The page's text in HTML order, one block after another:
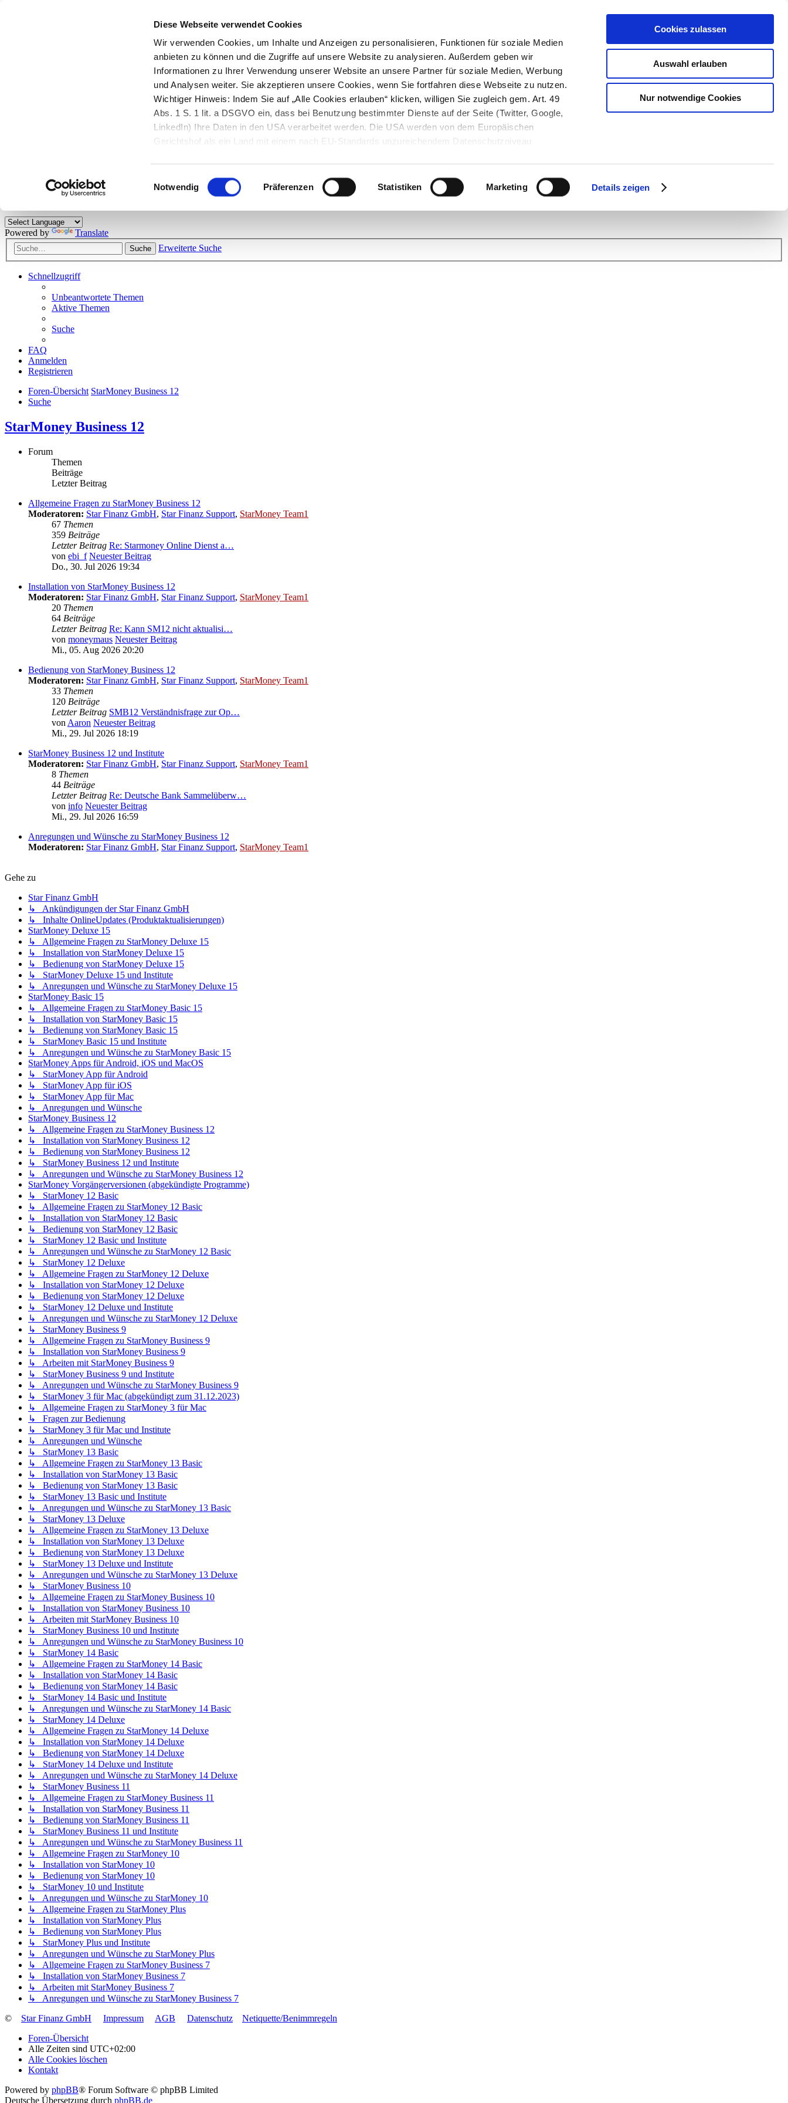
Diese Webseite verwendet Cookies
Wir verwenden Cookies, um Inhalte und Anzeigen zu personalisieren, Funktionen für soziale Medien
anbieten zu können und die Zugriffe auf unsere Website zu analysieren. Außerdem geben wir
Informationen zu Ihrer Verwendung unserer Website an unsere Partner für soziale Medien, Werbung
und Analysen weiter. Sie akzeptieren unsere Cookies, wenn Sie fortfahren diese Webseite zu nutzen.
Wichtiger Hinweis: Indem Sie auf „Alle Cookies erlauben“ klicken, willigen Sie zugleich gem. Art. 49
Abs. 1 S. 1 lit. a DSGVO ein, dass bei Benutzung bestimmter Dienste auf der Seite (Twitter, Google,
LinkedIn) Ihre Daten in den USA verarbeitet werden. Die USA werden von dem Europäischen
Gerichtshof als ein Land mit einem nach EU-Standards unzureichendem Datenschutzniveau
Einwilligungsauswahl
Notwendig Präferenzen Statistiken Marketing Details zeigen
Cookies zulassen
Auswahl erlauben
Nur notwendige Cookies
Herzlich willkommen!
Kunden viele nützliche Hilfestellungen und interessante Tipps und Tricks. Stellen Sie Ihre Fragen und helfen Sie mit Ihrem Wissen anderen weiter.
Powered by Translate
Suche Erweiterte Suche
Schnellzugriff
Unbeantwortete Themen
Aktive Themen
Suche
FAQ
Anmelden
Registrieren
Foren-Übersicht StarMoney Business 12
Suche
StarMoney Business 12
Forum
Themen
Beiträge
Letzter Beitrag
Allgemeine Fragen zu StarMoney Business 12
Moderatoren: Star Finanz GmbH, Star Finanz Support, StarMoney Team1
67 Themen
359 Beiträge
Letzter Beitrag Re: Starmoney Online Dienst a…
von ebi_f Neuester Beitrag
Do., 30. Jul 2026 19:34
Installation von StarMoney Business 12
Moderatoren: Star Finanz GmbH, Star Finanz Support, StarMoney Team1
20 Themen
64 Beiträge
Letzter Beitrag Re: Kann SM12 nicht aktualisi…
von moneymaus Neuester Beitrag
Mi., 05. Aug 2026 20:20
Bedienung von StarMoney Business 12
Moderatoren: Star Finanz GmbH, Star Finanz Support, StarMoney Team1
33 Themen
120 Beiträge
Letzter Beitrag SMB12 Verständnisfrage zur Op…
von Aaron Neuester Beitrag
Mi., 29. Jul 2026 18:19
StarMoney Business 12 und Institute
Moderatoren: Star Finanz GmbH, Star Finanz Support, StarMoney Team1
8 Themen
44 Beiträge
Letzter Beitrag Re: Deutsche Bank Sammelüberw…
von info Neuester Beitrag
Mi., 29. Jul 2026 16:59
Anregungen und Wünsche zu StarMoney Business 12
Moderatoren: Star Finanz GmbH, Star Finanz Support, StarMoney Team1
Gehe zu
Star Finanz GmbH
↳ Ankündigungen der Star Finanz GmbH
↳ Inhalte OnlineUpdates (Produktaktualisierungen)
StarMoney Deluxe 15
↳ Allgemeine Fragen zu StarMoney Deluxe 15
↳ Installation von StarMoney Deluxe 15
↳ Bedienung von StarMoney Deluxe 15
↳ StarMoney Deluxe 15 und Institute
↳ Anregungen und Wünsche zu StarMoney Deluxe 15
StarMoney Basic 15
↳ Allgemeine Fragen zu StarMoney Basic 15
↳ Installation von StarMoney Basic 15
↳ Bedienung von StarMoney Basic 15
↳ StarMoney Basic 15 und Institute
↳ Anregungen und Wünsche zu StarMoney Basic 15
StarMoney Apps für Android, iOS und MacOS
↳ StarMoney App für Android
↳ StarMoney App für iOS
↳ StarMoney App für Mac
↳ Anregungen und Wünsche
StarMoney Business 12
↳ Allgemeine Fragen zu StarMoney Business 12
↳ Installation von StarMoney Business 12
↳ Bedienung von StarMoney Business 12
↳ StarMoney Business 12 und Institute
↳ Anregungen und Wünsche zu StarMoney Business 12
StarMoney Vorgängerversionen (abgekündigte Programme)
↳ StarMoney 12 Basic
↳ Allgemeine Fragen zu StarMoney 12 Basic
↳ Installation von StarMoney 12 Basic
↳ Bedienung von StarMoney 12 Basic
↳ StarMoney 12 Basic und Institute
↳ Anregungen und Wünsche zu StarMoney 12 Basic
↳ StarMoney 12 Deluxe
↳ Allgemeine Fragen zu StarMoney 12 Deluxe
↳ Installation von StarMoney 12 Deluxe
↳ Bedienung von StarMoney 12 Deluxe
↳ StarMoney 12 Deluxe und Institute
↳ Anregungen und Wünsche zu StarMoney 12 Deluxe
↳ StarMoney Business 9
↳ Allgemeine Fragen zu StarMoney Business 9
↳ Installation von StarMoney Business 9
↳ Arbeiten mit StarMoney Business 9
↳ StarMoney Business 9 und Institute
↳ Anregungen und Wünsche zu StarMoney Business 9
↳ StarMoney 3 für Mac (abgekündigt zum 31.12.2023)
↳ Allgemeine Fragen zu StarMoney 3 für Mac
↳ Fragen zur Bedienung
↳ StarMoney 3 für Mac und Institute
↳ Anregungen und Wünsche
↳ StarMoney 13 Basic
↳ Allgemeine Fragen zu StarMoney 13 Basic
↳ Installation von StarMoney 13 Basic
↳ Bedienung von StarMoney 13 Basic
↳ StarMoney 13 Basic und Institute
↳ Anregungen und Wünsche zu StarMoney 13 Basic
↳ StarMoney 13 Deluxe
↳ Allgemeine Fragen zu StarMoney 13 Deluxe
↳ Installation von StarMoney 13 Deluxe
↳ Bedienung von StarMoney 13 Deluxe
↳ StarMoney 13 Deluxe und Institute
↳ Anregungen und Wünsche zu StarMoney 13 Deluxe
↳ StarMoney Business 10
↳ Allgemeine Fragen zu StarMoney Business 10
↳ Installation von StarMoney Business 10
↳ Arbeiten mit StarMoney Business 10
↳ StarMoney Business 10 und Institute
↳ Anregungen und Wünsche zu StarMoney Business 10
↳ StarMoney 14 Basic
↳ Allgemeine Fragen zu StarMoney 14 Basic
↳ Installation von StarMoney 14 Basic
↳ Bedienung von StarMoney 14 Basic
↳ StarMoney 14 Basic und Institute
↳ Anregungen und Wünsche zu StarMoney 14 Basic
↳ StarMoney 14 Deluxe
↳ Allgemeine Fragen zu StarMoney 14 Deluxe
↳ Installation von StarMoney 14 Deluxe
↳ Bedienung von StarMoney 14 Deluxe
↳ StarMoney 14 Deluxe und Institute
↳ Anregungen und Wünsche zu StarMoney 14 Deluxe
↳ StarMoney Business 11
↳ Allgemeine Fragen zu StarMoney Business 11
↳ Installation von StarMoney Business 11
↳ Bedienung von StarMoney Business 11
↳ StarMoney Business 11 und Institute
↳ Anregungen und Wünsche zu StarMoney Business 11
↳ Allgemeine Fragen zu StarMoney 10
↳ Installation von StarMoney 10
↳ Bedienung von StarMoney 10
↳ StarMoney 10 und Institute
↳ Anregungen und Wünsche zu StarMoney 10
↳ Allgemeine Fragen zu StarMoney Plus
↳ Installation von StarMoney Plus
↳ Bedienung von StarMoney Plus
↳ StarMoney Plus und Institute
↳ Anregungen und Wünsche zu StarMoney Plus
↳ Allgemeine Fragen zu StarMoney Business 7
↳ Installation von StarMoney Business 7
↳ Arbeiten mit StarMoney Business 7
↳ Anregungen und Wünsche zu StarMoney Business 7
©
Star Finanz GmbH Impressum AGB Datenschutz
Netiquette/Benimmregeln
Foren-Übersicht
Alle Zeiten sind UTC+02:00
Alle Cookies löschen
Kontakt
Powered by phpBB® Forum Software © phpBB Limited
Deutsche Übersetzung durch phpBB.de